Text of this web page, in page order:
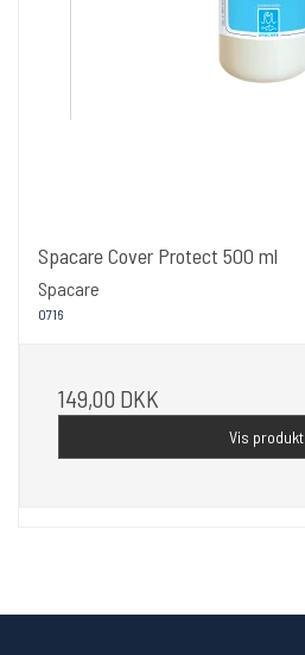
Spacare Cover Protect 500 ml
Spacare
0716
149,00 DKK
Vis produkt